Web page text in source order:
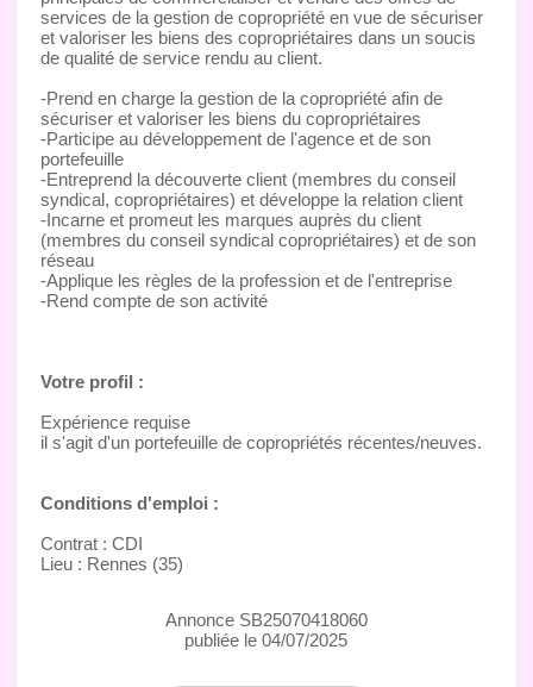
services de la gestion de copropriété en vue de sécuriser
et valoriser les biens des copropriétaires dans un soucis
de qualité de service rendu au client.
-Prend en charge la gestion de la copropriété afin de
sécuriser et valoriser les biens du copropriétaires
-Participe au développement de l'agence et de son
portefeuille
-Entreprend la découverte client (membres du conseil
syndical, copropriétaires) et développe la relation client
-Incarne et promeut les marques auprès du client
(membres du conseil syndical copropriétaires) et de son
réseau
-Applique les règles de la profession et de l'entreprise
-Rend compte de son activité
Votre profil :
Expérience requise
il s'agit d'un portefeuille de copropriétés récentes/neuves.
Conditions d'emploi :
Contrat : CDI
Lieu : Rennes (35)
Annonce SB25070418060
publiée le 04/07/2025